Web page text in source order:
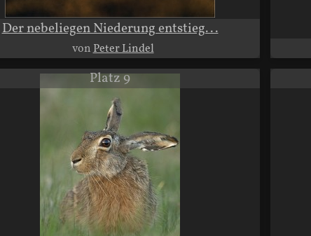
Der nebeliegen Niederung entstieg...
vonPeter Lindel
Platz 9